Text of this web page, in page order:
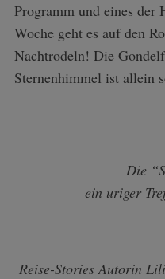
Programm und eines
Woche geht es auf den
Nachtrodeln! Die
Sternenhimmel ist allein
Die
ein uriger
Reise-Stories Autorin
e